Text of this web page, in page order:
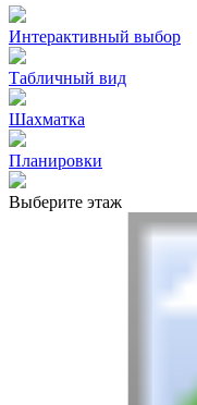
Интерактивный выбор
Табличный вид
Шахматка
Планировки
Выберите этаж